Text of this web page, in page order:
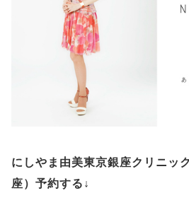
にしやま由美東京銀座クリニッ
座）予約する ↓